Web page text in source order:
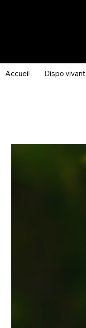
Accueil Dispo vivant